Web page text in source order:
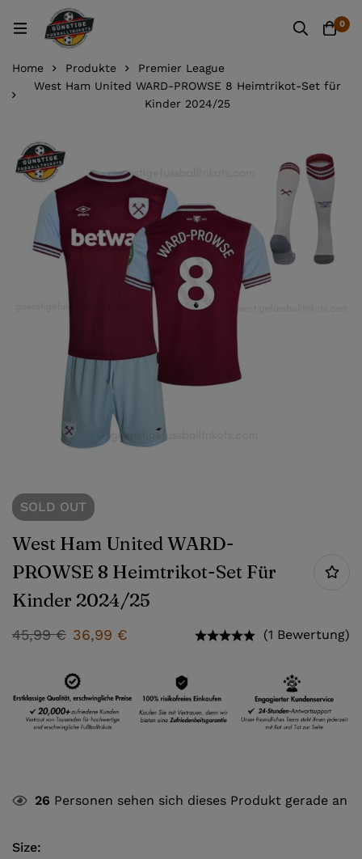
0
Home Produkte
Premier League
West Ham United WARD-PROWSE 8 Heimtrikot-Set für
Kinder 2024/25
SOLD OUT
West Ham United WARD-
PROWSE 8 Heimtrikot-Set Für
Kinder 2024/25
45,99€ 36,99 € (1 Bewertung)
26 Personen sehen sich dieses Produkt gerade an
Size: